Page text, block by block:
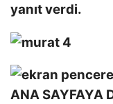
yanıt verdi.
ANA SAYFAYA